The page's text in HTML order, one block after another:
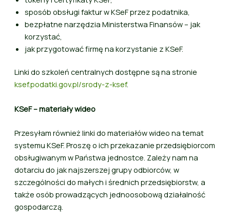
sposób obsługi faktur w KSeF przez podatnika,
bezpłatne narzędzia Ministerstwa Finansów – jak
korzystać,
jak przygotować firmę na korzystanie z KSeF.
Linki do szkoleń centralnych dostępne są na stronie
ksef.podatki.gov.pl/srody-z-ksef.
KSeF – materiały wideo
Przesyłam również linki do materiałów wideo na temat
systemu KSeF. Proszę o ich przekazanie przedsiębiorcom
obsługiwanym w Państwa jednostce. Zależy nam na
dotarciu do jak najszerszej grupy odbiorców, w
szczególności do małych i średnich przedsiębiorstw, a
także osób prowadzących jednoosobową działalność
gospodarczą.